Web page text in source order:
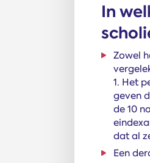
In
Zowel
1. Het
geven
de 10
dat al
Een